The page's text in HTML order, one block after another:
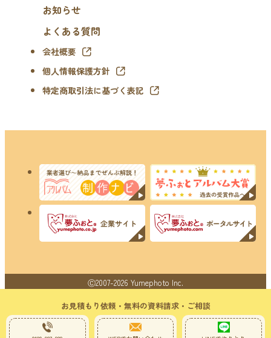
お見積もり依頼・無料の資料請求・ご相談
お知らせ
よくある質問
会社概要
個人情報保護方針
特定商取引法に基づく表記
Ⓒ2007-2026 Yumephoto Inc.